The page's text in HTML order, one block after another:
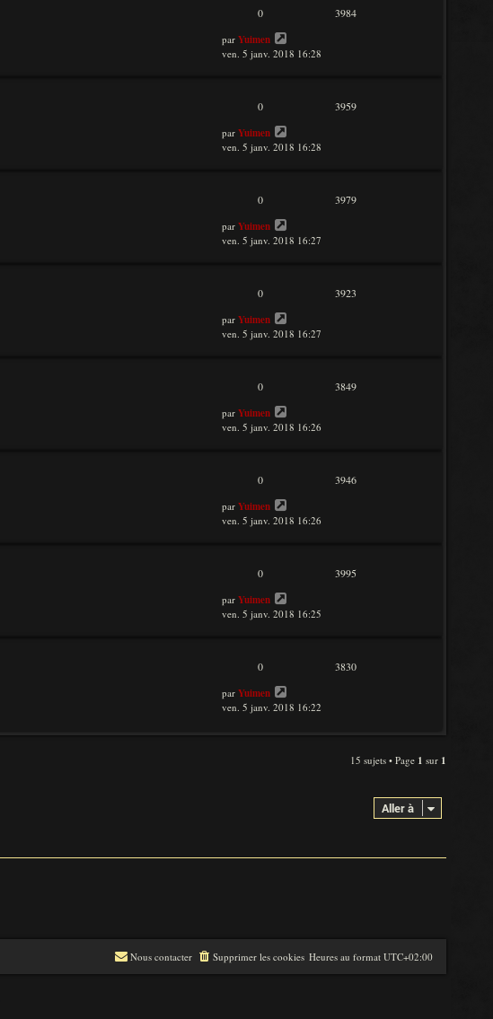
0 3984
par Yuimen
ven. 5 janv. 2018 16:28
0 3959
par Yuimen
ven. 5 janv. 2018 16:28
0 3979
par Yuimen
ven. 5 janv. 2018 16:27
0 3923
par Yuimen
ven. 5 janv. 2018 16:27
0 3849
par Yuimen
ven. 5 janv. 2018 16:26
0 3946
par Yuimen
ven. 5 janv. 2018 16:26
0 3995
par Yuimen
ven. 5 janv. 2018 16:25
0 3830
par Yuimen
ven. 5 janv. 2018 16:22
15 sujets • Page 1 sur 1
Aller à
Heures au format UTC+02:00
Supprimer les cookies
Nous contacter